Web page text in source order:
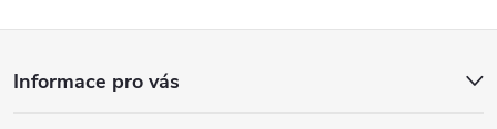
v
ý
Informace pro vás